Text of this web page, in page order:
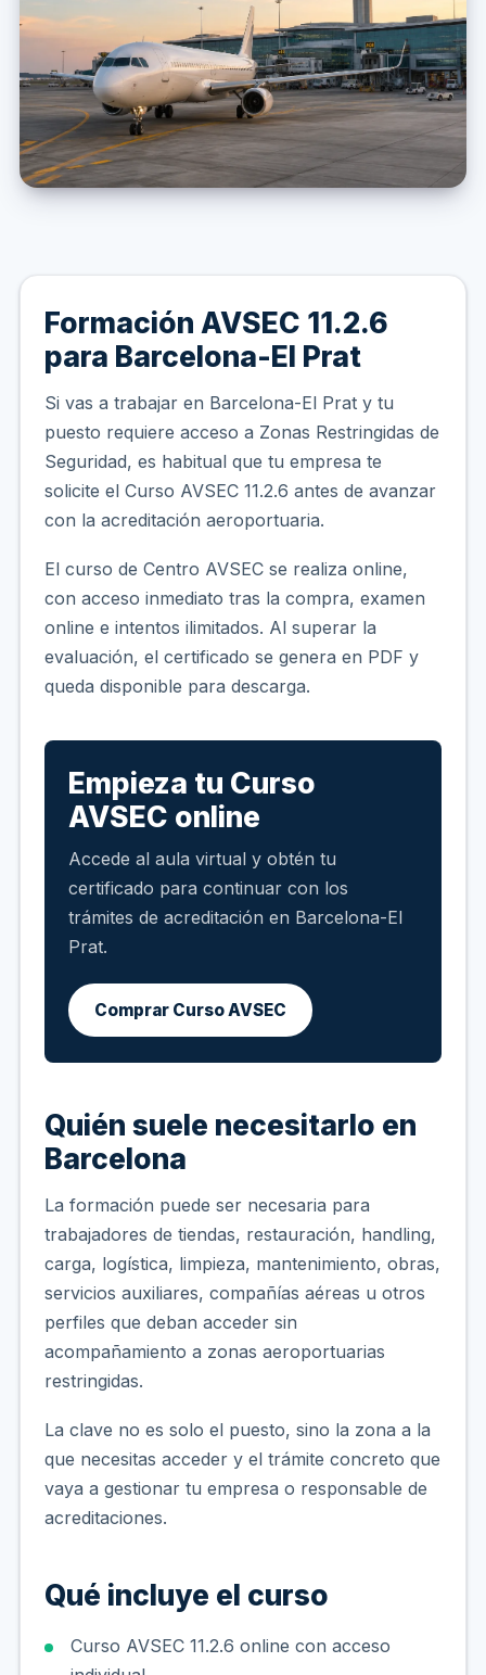
Formación AVSEC 11.2.6
para Barcelona-El Prat
Si vas a trabajar en Barcelona-El Prat y tu
puesto requiere acceso a Zonas Restringidas de
Seguridad, es habitual que tu empresa te
solicite el Curso AVSEC 11.2.6 antes de avanzar
con la acreditación aeroportuaria.
El curso de Centro AVSEC se realiza online,
con acceso inmediato tras la compra, examen
online e intentos ilimitados. Al superar la
evaluación, el certificado se genera en PDF y
queda disponible para descarga.
Empieza tu Curso
AVSEC online
Accede al aula virtual y obtén tu
certificado para continuar con los
trámites de acreditación en Barcelona-El
Prat.
Comprar Curso AVSEC
Quién suele necesitarlo en
Barcelona
La formación puede ser necesaria para
trabajadores de tiendas, restauración, handling,
carga, logística, limpieza, mantenimiento, obras,
servicios auxiliares, compañías aéreas u otros
perfiles que deban acceder sin
acompañamiento a zonas aeroportuarias
restringidas.
La clave no es solo el puesto, sino la zona a la
que necesitas acceder y el trámite concreto que
vaya a gestionar tu empresa o responsable de
acreditaciones.
Qué incluye el curso
Curso AVSEC 11.2.6 online con acceso